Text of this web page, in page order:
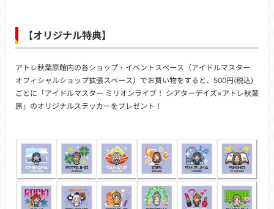
【オリジナル特典】
アトレ秋葉原館内の各ショップ・イベントスペース（アイドルマスター
オフィシャルショップ拡張スペース）でお買い物をすると、500円(税込)
ごとに「アイドルマスター ミリオンライブ！ シアターデイズ×アトレ秋葉
原」のオリジナルステッカーをプレゼント！